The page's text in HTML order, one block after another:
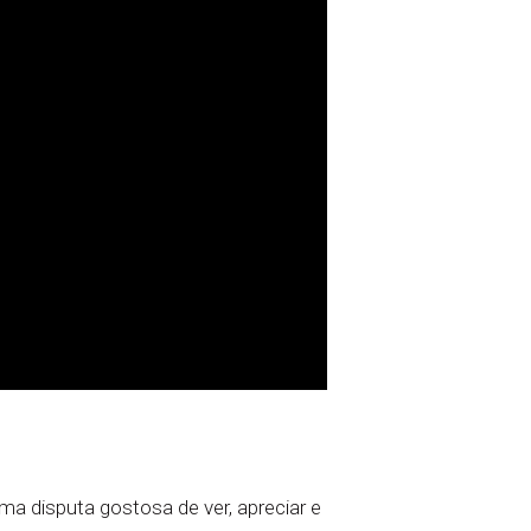
disputa gostosa de ver, apreciar e